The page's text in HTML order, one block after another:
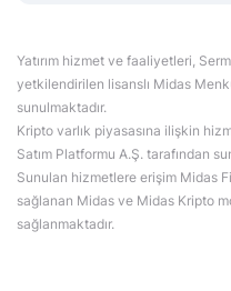
Yatırım hizmet ve faaliyetleri,
yetkilendirilen lisanslı Midas
sunulmaktadır.
Kripto varlık piyasasına ilişkin
Satım Platformu A.Ş. tarafından
Sunulan hizmetlere erişim Midas
sağlanan Midas ve Midas Kripto
sağlanmaktadır.